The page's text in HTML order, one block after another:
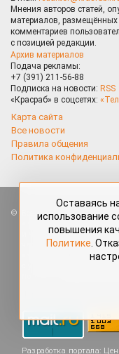
Мнения авторов статей,
материалов,
комментариев
с позицией редакции.
Архив материалов
Подача рекламы:
+7 (391) 211-56-88
Подписка на новости: RSS
«Красраб» в соцсетях:
Карта сайта
Все новости
Правила общения
Политика
Все права защищены.
«Красраб.ру»
и читателями,
частичное
«Красраб.ру»,
Разработка портала:
Оставаясь
использование
повышения
Политике .